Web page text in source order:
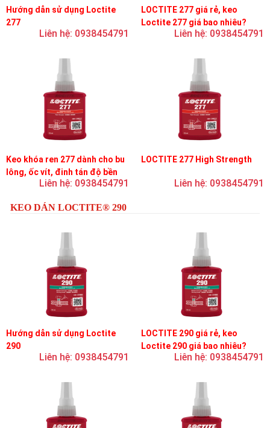
Hướng dẫn sử dụng Loctite
277
Liên hệ: 0938454791
LOCTITE 277 giá rẻ, keo
Loctite 277 giá bao nhiêu?
Liên hệ: 0938454791
Keo khóa ren 277 dành cho bu
lông, ốc vít, đinh tán độ bền
cao, độ nhớt cao
Liên hệ: 0938454791
LOCTITE 277 High Strength
Liên hệ: 0938454791
KEO DÁN LOCTITE® 290
Hướng dẫn sử dụng Loctite
290
Liên hệ: 0938454791
LOCTITE 290 giá rẻ, keo
Loctite 290 giá bao nhiêu?
Liên hệ: 0938454791